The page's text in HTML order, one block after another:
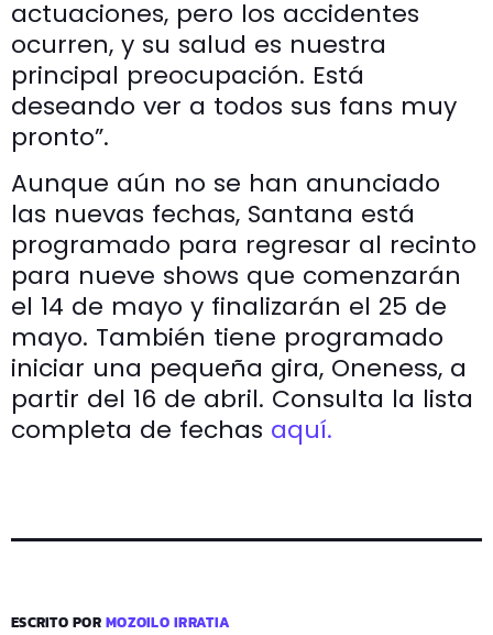
actuaciones, pero los accidentes
ocurren, y su salud es nuestra
principal preocupación. Está
deseando ver a todos sus fans muy
pronto”.
Aunque aún no se han anunciado
las nuevas fechas, Santana está
programado para regresar al recinto
para nueve shows que comenzarán
el 14 de mayo y finalizarán el 25 de
mayo. También tiene programado
iniciar una pequeña gira, Oneness, a
partir del 16 de abril. Consulta la lista
completa de fechas aquí.
ESCRITO PORMOZOILO IRRATIA